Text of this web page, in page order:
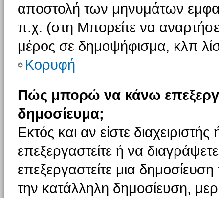
αποστολή των μηνυμάτων
π.χ. (στη Μπορείτε να
μέρος σε δημοψήφισμα, κλπ
Κορυφή
Πώς μπορώ να κάνω
δημοσίευμα;
Εκτός και αν είστε
επεξεργαστείτε ή να
επεξεργαστείτε μια
την κατάλληλη δημοσίευση,